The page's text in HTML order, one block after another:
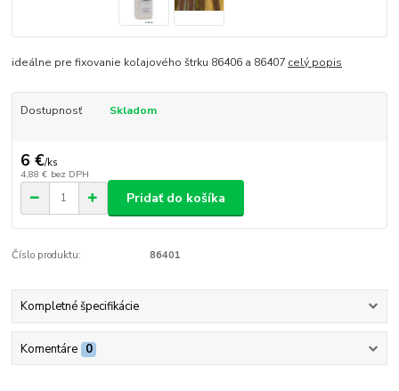
ideálne pre fixovanie koľajového štrku 86406 a 86407 celý popis
Dostupnosť Skladom
6 €/ks
4,88 € bez DPH
Pridať do košíka
Číslo produktu: 86401
Kompletné špecifikácie
Komentáre 0